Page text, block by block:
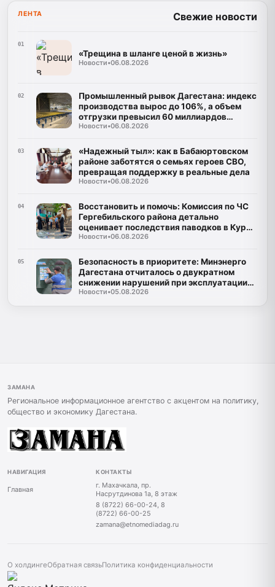
ЛЕНТА Свежие новости
01
«Трещина в шланге ценой в жизнь»
Новости•06.08.2026
02
Промышленный рывок Дагестана: индекс
производства вырос до 106%, а объем
отгрузки превысил 60 миллиардов
рублей
Новости•06.08.2026
03
«Надежный тыл»: как в Бабаюртовском
районе заботятся о семьях героев СВО,
превращая поддержку в реальные дела
Новости•06.08.2026
04
Восстановить и помочь: Комиссия по ЧС
Гергебильского района детально
оценивает последствия паводков в Курми
и Хвартикуни
Новости•06.08.2026
05
Безопасность в приоритете: Минэнерго
Дагестана отчиталось о двукратном
снижении нарушений при эксплуатации
газа
Новости•05.08.2026
ЗАМАНА
Региональное информационное агентство с акцентом на политику,
общество и экономику Дагестана.
НАВИГАЦИЯ
Главная
КОНТАКТЫ
г. Махачкала, пр.
Насрутдинова 1а, 8 этаж
8 (8722) 66-00-24, 8
(8722) 66-00-25
zamana@etnomediadag.ru
О холдингеОбратная связьПолитика конфиденциальности